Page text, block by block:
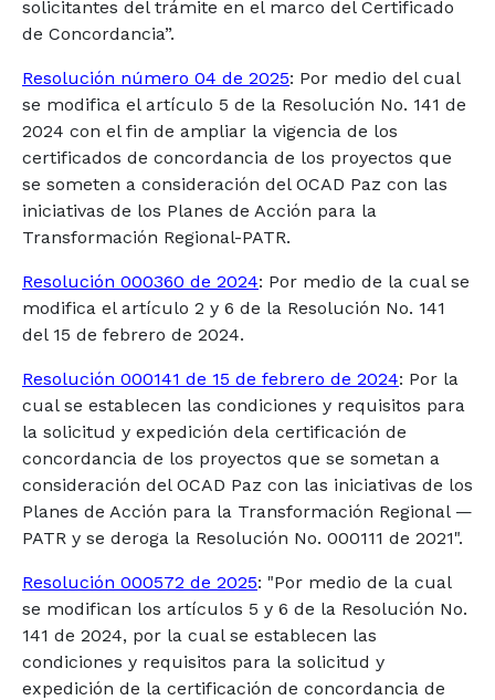
solicitantes del trámite en el marco del Certificado
de Concordancia”.
Resolución número 04 de 2025: Por medio del cual
se modifica el artículo 5 de la Resolución No. 141 de
2024 con el fin de ampliar la vigencia de los
certificados de concordancia de los proyectos que
se someten a consideración del OCAD Paz con las
iniciativas de los Planes de Acción para la
Transformación Regional-PATR.
Resolución 000360 de 2024: Por medio de la cual se
modifica el artículo 2 y 6 de la Resolución No. 141
del 15 de febrero de 2024.
Resolución 000141 de 15 de febrero de 2024: Por la
cual se establecen las condiciones y requisitos para
la solicitud y expedición dela certificación de
concordancia de los proyectos que se sometan a
consideración del OCAD Paz con las iniciativas de los
Planes de Acción para la Transformación Regional —
PATR y se deroga la Resolución No. 000111 de 2021".
Resolución 000572 de 2025: "Por medio de la cual
se modifican los artículos 5 y 6 de la Resolución No.
141 de 2024, por la cual se establecen las
condiciones y requisitos para la solicitud y
expedición de la certificación de concordancia de